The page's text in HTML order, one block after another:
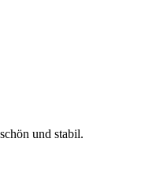
und stabil.